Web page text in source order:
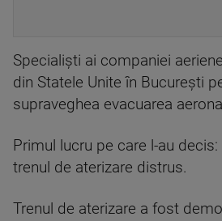
Specialişti ai companiei
din Statele Unite în Bucureşti
supraveghea evacuarea
Primul lucru pe care l-au
trenul de aterizare distrus.
Trenul de aterizare a fost